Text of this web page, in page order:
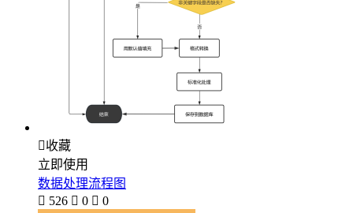
收藏
立即使用
数据处理流程图
 526  0  0